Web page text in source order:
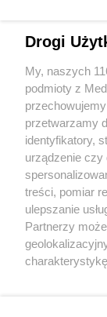
Wydawca
Nie zapomnij
zapoznać się z:
Twojemiasto
Piekary Śląskie
Chorzów
Tarnowskie Góry
Drogi
My, naszych
podmioty z
przetwarzamy
identyfikatory,
urządzenie czy
treści, pomiar
ulepszanie
Partnerzy